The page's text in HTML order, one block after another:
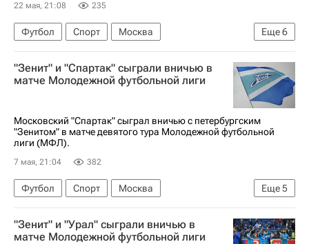
22 мая, 21:08 235
Еще6
Футбол Спорт
Москва
Санкт-Петербург
Нижний Новгород
Матвей Федоров
Краснодар
"Зенит" и "Спартак" сыграли вничью в
матче Молодежной футбольной лиги
Московский "Спартак" сыграл вничью с петербургским
"Зенитом" в матче девятого тура Молодежной футбольной
лиги (МФЛ).
7 мая, 21:04 382
Еще5
Футбол Спорт
Москва
Санкт-Петербург
Махачкала
Спартак Москва
Зенит Динамо Москва
"Зенит" и "Урал" сыграли вничью в
матче Молодежной футбольной лиги